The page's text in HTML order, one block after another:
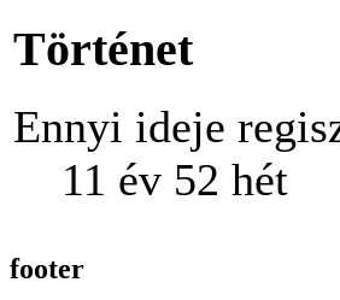
Történet
Ennyi ideje
11 év 52 hét
footer